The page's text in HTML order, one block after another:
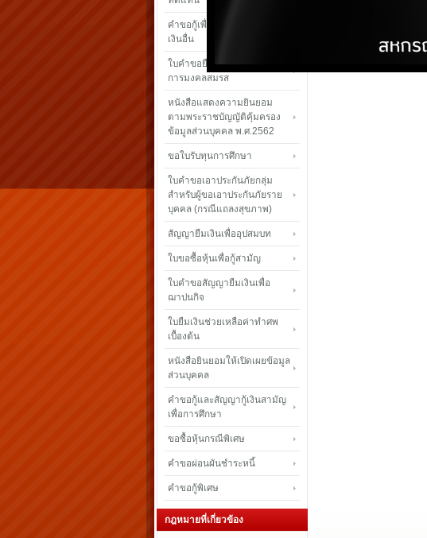
คำขอกู้เพื่อชำระหนี้สถาบันการ
เงินอื่น
ใบคำขอยืมเงินทดรองจ่ายเพื่อ
การมงคลสมรส
หนังสือแสดงความยินยอม
ตามพระราชบัญญัติคุ้มครอง
ข้อมูลส่วนบุคคล พ.ศ.2562
ขอใบรับทุนการศึกษา
ใบคำขอเอาประกันภัยกลุ่ม
สำหรับผู้ขอเอาประกันภัยราย
บุคคล (กรณีแถลงสุขภาพ)
สัญญายืมเงินเพื่ออุปสมบท
ใบขอซื้อหุ้นเพื่อกู้สามัญ
ใบคำขอสัญญายืมเงินเพื่อ
ฌาปนกิจ
ใบยืมเงินช่วยเหลือค่าทำศพ
เบื้องต้น
หนังสือยินยอมให้เปิดเผยข้อมูล
ส่วนบุคคล
คำขอกู้และสัญญากู้เงินสามัญ
เพื่อการศึกษา
ขอซื้อหุ้นกรณีพิเศษ
คำขอผ่อนผันชำระหนี้
คำขอกู้พิเศษ
กฎหมายที่เกี่ยวข้อง